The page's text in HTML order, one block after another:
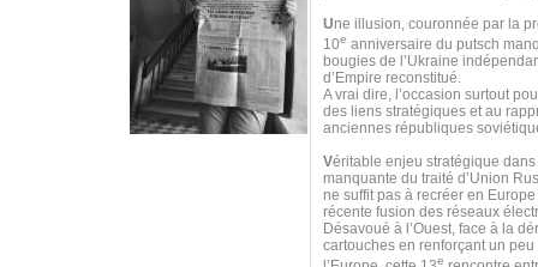
Une illusion, couronnée par la
10e anniversaire du putsch
bougies de l’Ukraine
d’Empire reconstitué.
A vrai dire, l’occasion surtout
des liens stratégiques et au
anciennes républiques
Véritable enjeu stratégique
manquante du traité d’Union
ne suffit pas à recréer en
récente fusion des réseaux
Désavoué à l’Ouest, face à la
cartouches en renforçant un
e